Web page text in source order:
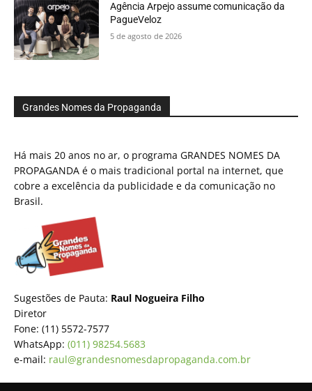
Agência Arpejo assume comunicação da
PagueVeloz
5 de agosto de 2026
Grandes Nomes da Propaganda
Há mais 20 anos no ar, o programa GRANDES NOMES DA
PROPAGANDA é o mais tradicional portal na internet, que
cobre a excelência da publicidade e da comunicação no
Brasil.
Sugestões de Pauta: Raul Nogueira Filho
Diretor
Fone: (11) 5572-7577
WhatsApp: (011) 98254.5683
e-mail: raul@grandesnomesdapropaganda.com.br